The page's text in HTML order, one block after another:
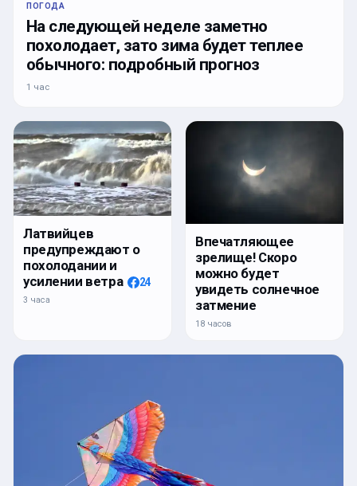
ПОГОДА
На следующей неделе заметно
похолодает, зато зима будет теплее
обычного: подробный прогноз
1 час
Латвийцев
предупреждают о
похолодании и
усилении ветра
24
3 часа
Впечатляющее
зрелище! Скоро
можно будет
увидеть солнечное
затмение
18 часов